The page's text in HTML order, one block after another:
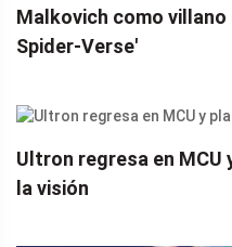
Malkovich como
Spider-Verse'
Ultron regresa en
la visión